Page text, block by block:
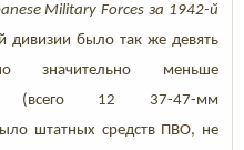
Military Forces за 1942-й
дивизии было так же девять
значительно меньше
(всего 12 37-47-мм
штатных средств ПВО, не